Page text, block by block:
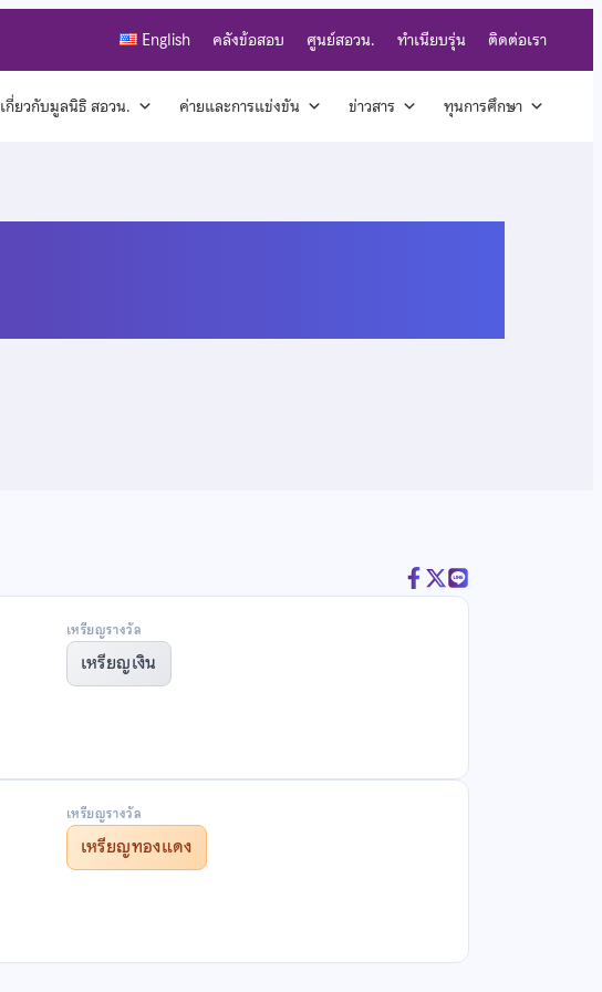
English คลังข้อสอบ ศูนย์สอวน. ทำเนียบรุ่น ติดต่อเรา
เกี่ยวกับมูลนิธิ สอวน. ค่ายและการแข่งขัน ข่าวสาร ทุนการศึกษา
เหรียญรางวัล
เหรียญเงิน
เหรียญรางวัล
เหรียญทองแดง